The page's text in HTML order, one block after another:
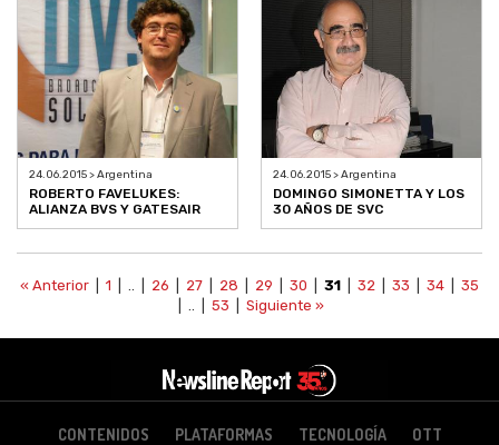
24.06.2015 > Argentina
ROBERTO FAVELUKES:
ALIANZA BVS Y GATESAIR
24.06.2015 > Argentina
DOMINGO SIMONETTA Y LOS
30 AÑOS DE SVC
« Anterior 1 | .. | 26 27 28 29 30 31 32 33 34
35
| .. | 53 Siguiente »
CONTENIDOS PLATAFORMAS TECNOLOGÍA OTT